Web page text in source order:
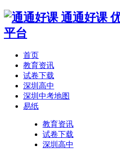
通通好课
平台
首页
教育资讯
试卷下载
深圳高中
深圳中考地图
易纸
教育资讯
试卷下载
深圳高中